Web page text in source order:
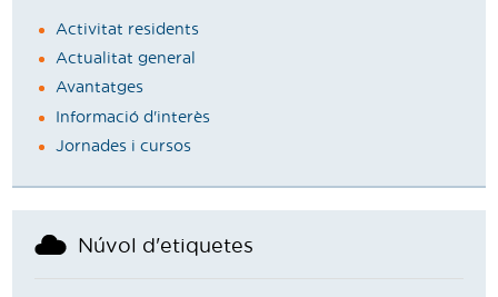
Activitat residents
Actualitat general
Avantatges
Informació d'interès
Jornades i cursos
Núvol d'etiquetes